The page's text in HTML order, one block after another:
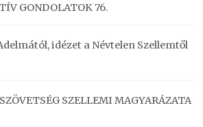
GONDOLATOK 76.
idézet a Névtelen Szellemtől
SZELLEMI MAGYARÁZATA